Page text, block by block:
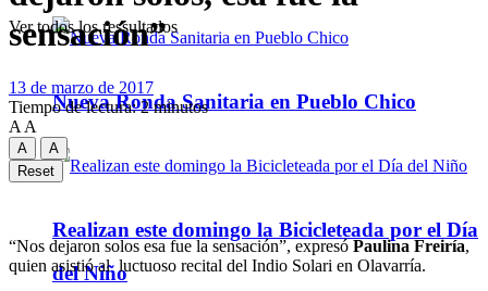
Nueva Ronda Sanitaria en Pueblo Chico
Realizan este domingo la Bicicleteada por el Día
del Niño
Ver todos los ressultados
sensación”
13 de marzo de 2017
Tiempo de lectura: 2 minutos
A A
A
A
Reset
“Nos dejaron solos esa fue la sensación”, expresó Paulina Freiría,
quien asistió al luctuoso recital del Indio Solari en Olavarría.